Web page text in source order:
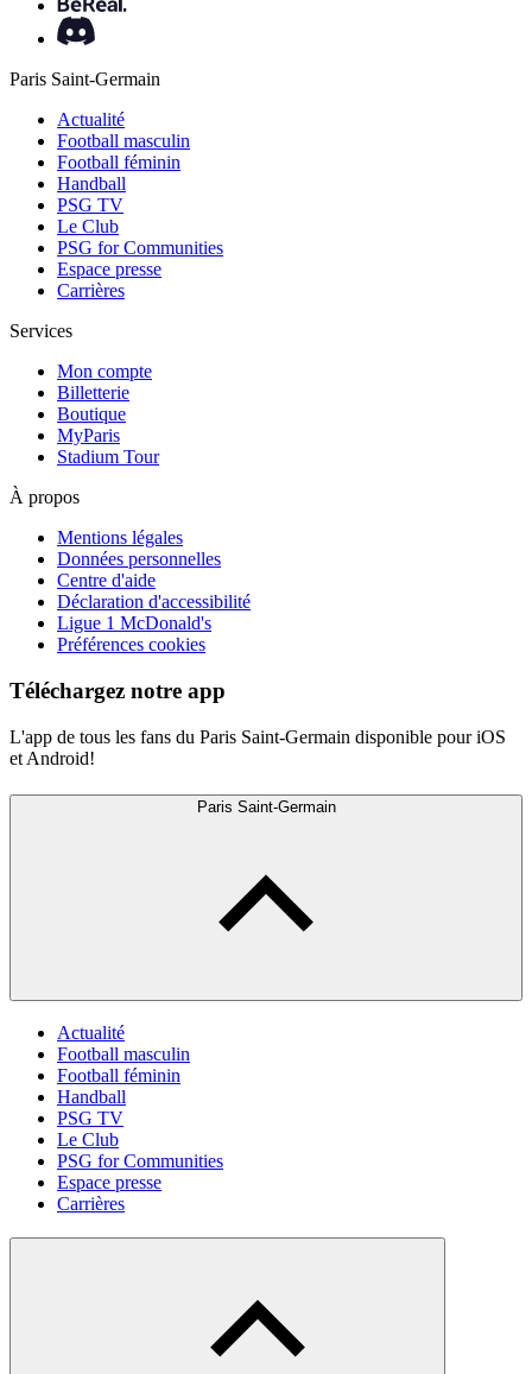
Paris Saint-Germain
Actualité
Football masculin
Football féminin
Handball
PSG TV
Le Club
PSG for Communities
Espace presse
Carrières
Services
Mon compte
Billetterie
Boutique
MyParis
Stadium Tour
À propos
Mentions légales
Données personnelles
Centre d'aide
Déclaration d'accessibilité
Ligue 1 McDonald's
Préférences cookies
Téléchargez notre app
L'app de tous les fans du Paris Saint-Germain disponible pour iOS
et Android!
Paris Saint-Germain
Actualité
Football masculin
Football féminin
Handball
PSG TV
Le Club
PSG for Communities
Espace presse
Carrières